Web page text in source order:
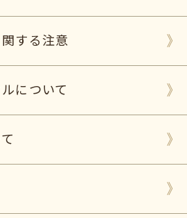
する注意
について